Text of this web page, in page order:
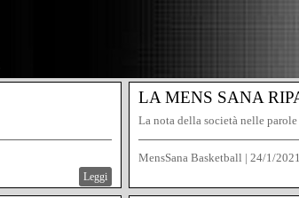
Leggi
LA MENS SANA
La nota della società nelle parole
MensSana Basketball | 24/1/2021